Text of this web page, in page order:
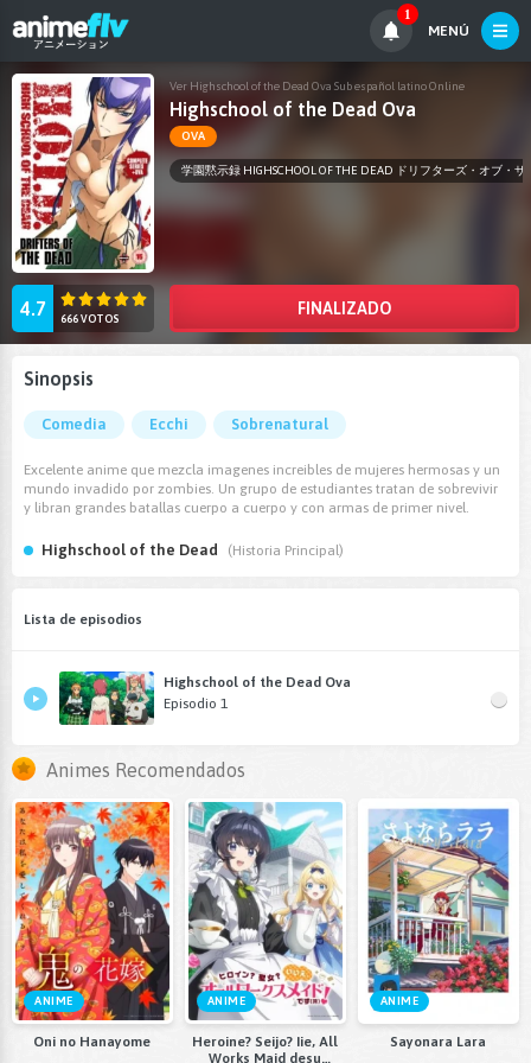
1
MENÚ
Ver Highschool of the Dead Ova Sub español latino Online
Highschool of the Dead Ova
OVA
学園黙示録 HIGHSCHOOL OF THE DEAD ドリフターズ・オブ・ザ
4.7 666 VOTOS
FINALIZADO
Sinopsis
Comedia Ecchi Sobrenatural
Excelente anime que mezcla imagenes increibles de mujeres hermosas y un
mundo invadido por zombies. Un grupo de estudiantes tratan de sobrevivir
y libran grandes batallas cuerpo a cuerpo y con armas de primer nivel.
Highschool of the Dead (Historia Principal)
Lista de episodios
Highschool of the Dead Ova
Episodio 1
Animes Recomendados
ANIME
Oni no Hanayome
ANIME
Heroine? Seijo? Iie, All
Works Maid desu
ANIME
Sayonara Lara